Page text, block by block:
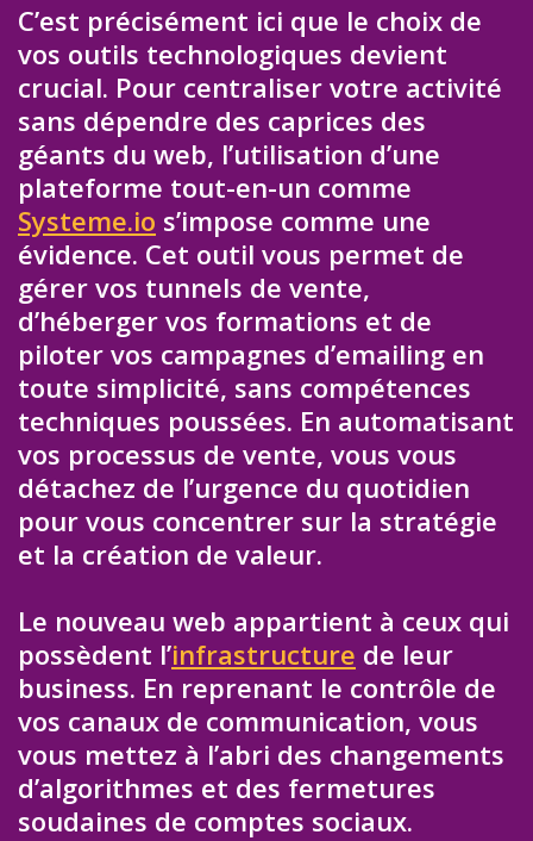
C’est précisément ici que le choix de
vos outils technologiques devient
crucial. Pour centraliser votre activité
sans dépendre des caprices des
géants du web, l’utilisation d’une
plateforme tout-en-un comme
Systeme.io s’impose comme une
évidence. Cet outil vous permet de
gérer vos tunnels de vente,
d’héberger vos formations et de
piloter vos campagnes d’emailing en
toute simplicité, sans compétences
techniques poussées. En automatisant
vos processus de vente, vous vous
détachez de l’urgence du quotidien
pour vous concentrer sur la stratégie
et la création de valeur.
Le nouveau web appartient à ceux qui
possèdent l’infrastructure de leur
business. En reprenant le contrôle de
vos canaux de communication, vous
vous mettez à l’abri des changements
d’algorithmes et des fermetures
soudaines de comptes sociaux.